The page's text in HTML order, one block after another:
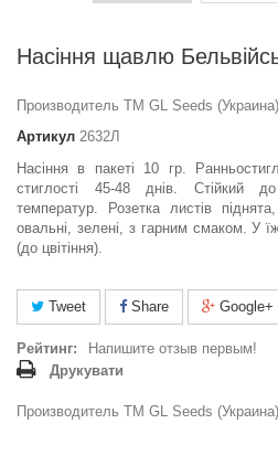
Насіння щавлю
Производитель ТМ GL Seeds (Украина)
Артикул 2632Л
Насіння в пакеті 10 гр.
стиглості 45-48 днів. Стійкий
температур. Розетка листів
овальні, зелені, з гарним смаком. У
(до цвітіння).
Tweet Share Google+
Рейтинг:
Напишите отзыв первым!
Друкувати
Производитель ТМ GL Seeds (Украина)